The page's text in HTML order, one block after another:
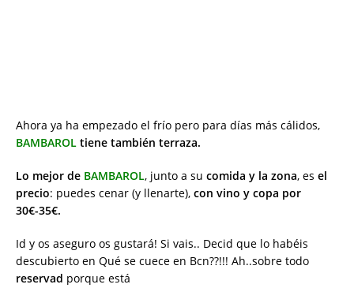
Ahora ya ha empezado el frío pero para días más cálidos,
BAMBAROL tiene también terraza.
Lo mejor de BAMBAROL, junto a su comida y la zona, es el
precio: puedes cenar (y llenarte), con vino y copa por
30€-35€.
Id y os aseguro os gustará! Si vais.. Decid que lo habéis
descubierto en Qué se cuece en Bcn??!!! Ah..sobre todo
reservad porque está